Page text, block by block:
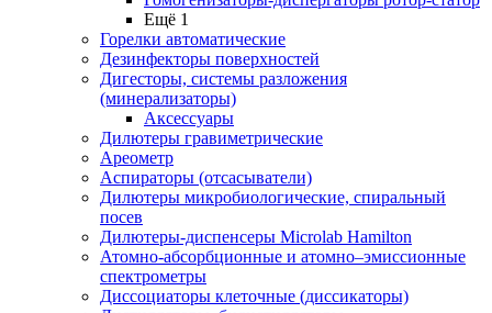
Ещё 1
Горелки автоматические
Дезинфекторы поверхностей
Дигесторы, системы разложения
(минерализаторы)
Аксессуары
Дилютеры гравиметрические
Ареометр
Аспираторы (отсасыватели)
Дилютеры микробиологические, спиральный
посев
Дилютеры-диспенсеры Microlab Hamilton
Атомно-абсорбционные и атомно–эмиссионные
спектрометры
Диссоциаторы клеточные (диссикаторы)